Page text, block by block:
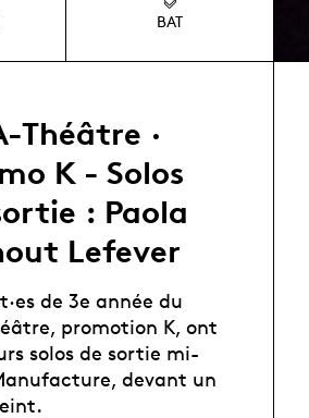
BAT
Théâtre ·
K - Solos
: Paola
Lefever
de 3e année du
promotion K, ont
solos de sortie mi-
devant un